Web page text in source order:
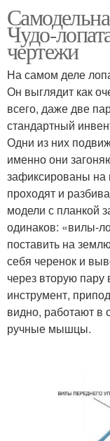
Чудо-
чертежи
На самом деле
Он выглядит как
всего, даже две
стандартный
Одни из них
именно они
зафиксированы на
проходят и
модели с планкой
одинаков: «вилы-
поставить на
себя черенок и
через вторую пару
инструмент,
видно, работают
ручные мышцы.